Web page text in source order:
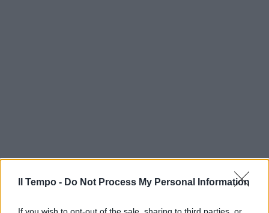
Il Tempo - Do Not Process My Personal Information
If you wish to opt-out of the sale, sharing to third parties, or